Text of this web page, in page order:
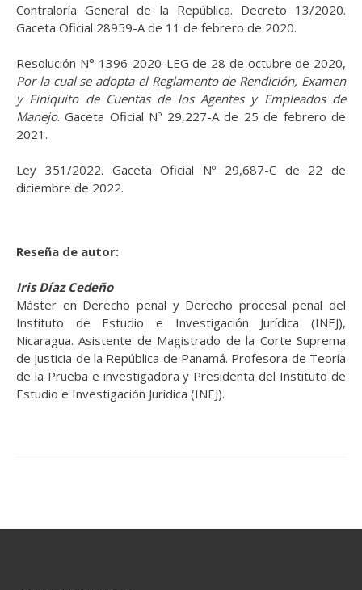
Contraloría General de la República. Decreto 13/2020.
Gaceta Oficial 28959-A de 11 de febrero de 2020.
Resolución N° 1396-2020-LEG de 28 de octubre de 2020,
Por la cual se adopta el Reglamento de Rendición, Examen
y Finiquito de Cuentas de los Agentes y Empleados de
Manejo. Gaceta Oficial Nº 29,227-A de 25 de febrero de
2021.
Ley 351/2022. Gaceta Oficial Nº 29,687-C de 22 de
diciembre de 2022.
Reseña de autor:
Iris Díaz Cedeño
Máster en Derecho penal y Derecho procesal penal del
Instituto de Estudio e Investigación Jurídica (INEJ),
Nicaragua. Asistente de Magistrado de la Corte Suprema
de Justicia de la República de Panamá. Profesora de Teoría
de la Prueba e investigadora y Presidenta del Instituto de
Estudio e Investigación Jurídica (INEJ).